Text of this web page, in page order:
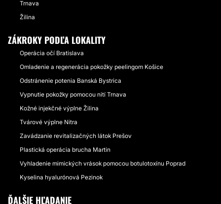
Trnava
Žilina
ZÁKROKY PODĽA LOKALITY
Operácia očí Bratislava
Omladenie a regenerácia pokožky peelingom Košice
Odstránenie potenia Banská Bystrica
Vypnutie pokožky pomocou nití Trnava
Kožné injekčné výplne Žilina
Tvárové výplne Nitra
Zavádzanie revitalizačných látok Prešov
Plastická operácia brucha Martin
Vyhladenie mimických vrások pomocou botulotoxínu Poprad
Kyselina hyalurónová Pezinok
ĎALŠIE HĽADANIE